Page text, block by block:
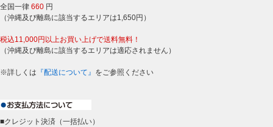
全国一律 660 円
（沖縄及び離島に該当するエリアは1,650円）
税込11,000円以上お買い上げで送料無料！
（沖縄及び離島に該当するエリアは適応されません）
※詳しくは 『配送について』 をご参照ください
■クレジット決済（一括払い）